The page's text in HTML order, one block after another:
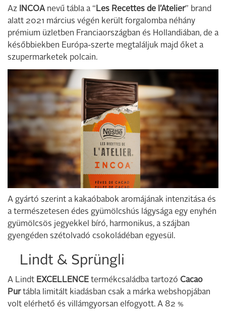
Az INCOAnevű tábla a “ Les Recettes de l’Atelier” brand
alatt 2021 március végén került forgalomba néhány
prémium üzletben Franciaországban és Hollandiában, de a
későbbiekben Európa-szerte megtaláljuk majd őket a
szupermarketek polcain.
A gyártó szerint a kakaóbabok aromájának intenzitása és
a természetesen édes gyümölcshús lágysága egy enyhén
gyümölcsös jegyekkel bíró, harmonikus, a szájban
gyengéden szétolvadó csokoládéban egyesül.
Lindt & Sprüngli
A Lindt EXCELLENCE termékcsaládba tartozó Cacao
Purtábla limitált kiadásban csak a márka webshopjában
volt elérhető és villámgyorsan elfogyott. A 82 %